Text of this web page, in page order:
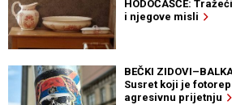
HODOČAŠĆE:
i njegove misli
BEČKI
Susret koji je
agresivnu prijetnju